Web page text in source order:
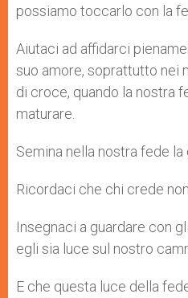
possiamo toccarlo con la
Aiutaci ad affidarci
suo amore, soprattutto nei
di croce, quando la nostra
maturare.
Semina nella nostra fede la
Ricordaci che chi crede
Insegnaci a guardare con
egli sia luce sul nostro
E che questa luce della